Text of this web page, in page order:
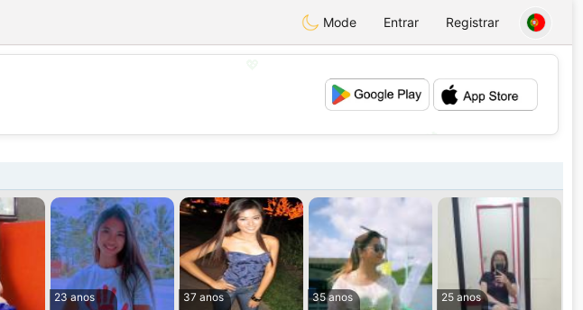
Mode Entrar Registrar
💕
23 anos
37 anos
35 anos
25 anos